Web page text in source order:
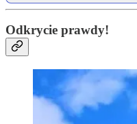
Odkrycie prawdy!